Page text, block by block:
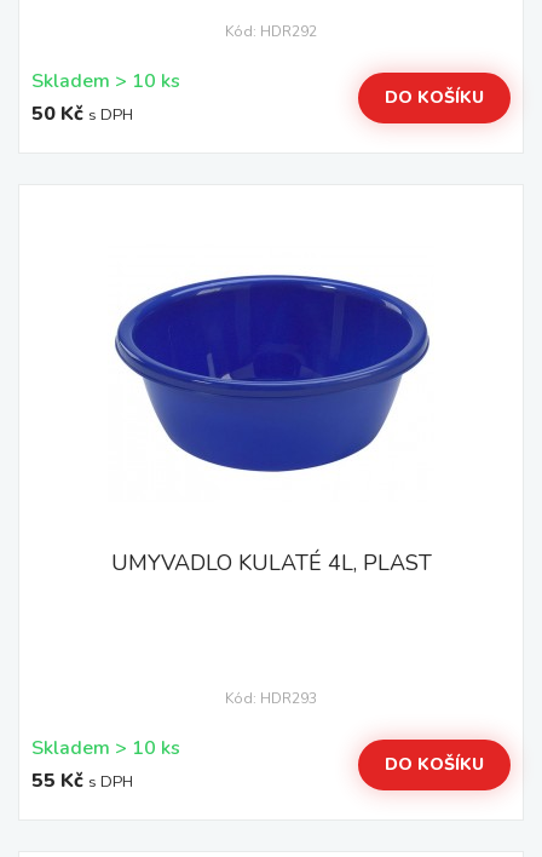
Kód: HDR292
Skladem > 10 ks
50 Kč s DPH
DO KOŠÍKU
UMYVADLO KULATÉ 4L, PLAST
Kód: HDR293
Skladem > 10 ks
55 Kč s DPH
DO KOŠÍKU